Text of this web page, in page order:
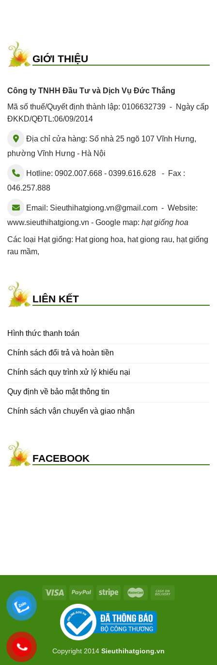
GIỚI THIỆU
Công ty TNHH Đầu Tư và Dịch Vụ Đức Thắng
Mã số thuế/Quyết định thành lập: 0106632739 - Ngày cấp
ĐKKD/QĐTL:06/09/2014
Địa chỉ cửa hàng: Số nhà 25 ngõ 107 Vĩnh Hưng,
phường Vĩnh Hưng - Hà Nội
Hotline: 0902.007.668 - 0399.616.628 - Fax :
046.257.888
Email: Sieuthihatgiong.vn@gmail.com - Website:
www.sieuthihatgiong.vn - Google map: hạt giống hoa
Các loại Hạt giống: Hat giong hoa, hat giong rau, hạt giống
rau mầm,
LIÊN KẾT
Hình thức thanh toán
Chính sách đổi trả và hoàn tiền
Chính sách quy trình xử lý khiếu nại
Quy định về bảo mật thông tin
Chính sách vận chuyển và giao nhận
FACEBOOK
Copyright 2014 Sieuthihatgiong.vn